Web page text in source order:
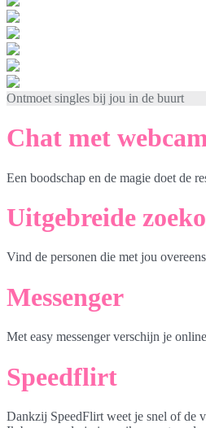
Ontmoet singles bij jou in de buurt
Chat met
Een boodschap en de magie doet de
Uitgebreide
Vind de personen die met jou
Messenger
Met easy messenger verschijn je
Speedflirt
Dankzij SpeedFlirt weet je snel of de